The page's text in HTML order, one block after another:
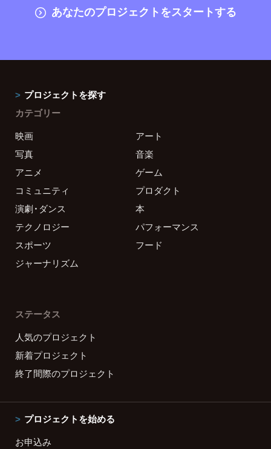
あなたのプロジェクトをスタートする
プロジェクトを探す
カテゴリー
映画
アート
写真
音楽
アニメ
ゲーム
コミュニティ
プロダクト
演劇・ダンス
本
テクノロジー
パフォーマンス
スポーツ
フード
ジャーナリズム
ステータス
人気のプロジェクト
新着プロジェクト
終了間際のプロジェクト
プロジェクトを始める
お申込み